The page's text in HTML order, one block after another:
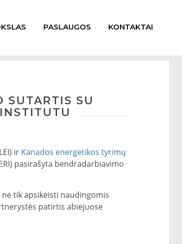
PASLAUGOS KONTAKTAI
SUTARTIS SU
ir Kanados energetikos tyrimų
pasirašyta bendradarbiavimo
tik apsikeisti naudingomis
patirtis abiejuose